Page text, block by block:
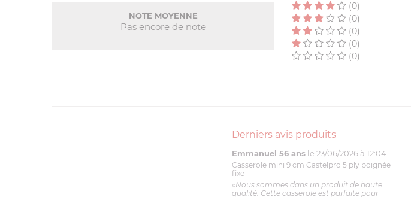
NOTE MOYENNE
Pas encore de note
(0)
(0)
(0)
(0)
(0)
Derniers avis produits
Emmanuel 56 ans le 23/06/2026 à 12:04
Casserole mini 9 cm Castelpro 5 ply poignée
fixe
«Nous sommes dans un produit de haute
qualité. Cette casserole est parfaite pour